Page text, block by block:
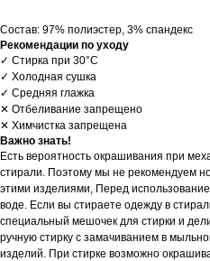
Состав: 97% полиэстер, 3% спандекс
Рекомендации по уходу
✓ Стирка при 30°С
✓ Холодная сушка
✓ Средняя глажка
✕ Отбеливание запрещено
✕ Химчистка запрещена
Важно знать!
Есть вероятность окрашивания при
стирали. Поэтому мы не рекомендуем
этими изделиями, Перед
воде. Если вы стираете одежду в
специальный мешочек для стирки и
ручную стирку с замачиванием в
изделий. При стирке возможно